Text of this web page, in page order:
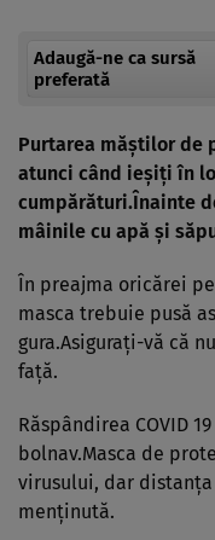
Adaugă-ne ca sursă
preferată
Purtarea măştilor de
atunci când ieşiţi în
cumpărături.Înainte
mâinile cu apă şi
În preajma oricărei
masca trebuie pusă
gura.Asiguraţi-vă că
faţă.
Răspândirea COVID
bolnav.Masca de
virusului, dar
menţinută.